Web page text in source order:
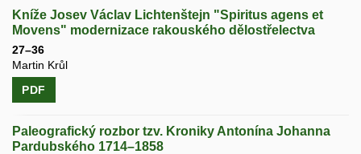
Kníže Josev Václav Lichtenštejn "Spiritus agens et
Movens" modernizace rakouského dělostřelectva
27–36
Martin Krůl
PDF
Paleografický rozbor tzv. Kroniky Antonína Johanna
Pardubského 1714–1858